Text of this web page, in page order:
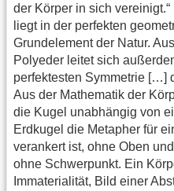
der Körper in sich
liegt in der perfekten
Grundelement der Natur.
Polyeder leitet sich
perfektesten Symmetrie […]
Aus der Mathematik der
die Kugel unabhängig von
Erdkugel die Metapher für
verankert ist, ohne Oben
ohne Schwerpunkt. Ein
Immaterialität, Bild einer